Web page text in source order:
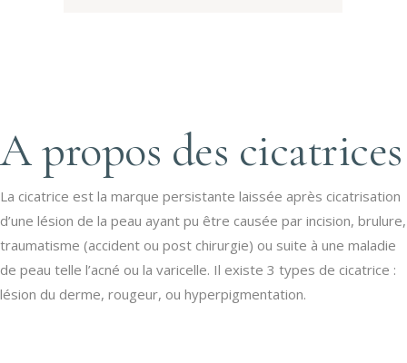
A propos des cicatrices
La cicatrice est la marque persistante laissée après cicatrisation
d’une lésion de la peau ayant pu être causée par incision, brulure,
traumatisme (accident ou post chirurgie) ou suite à une maladie
de peau telle l’acné ou la varicelle. Il existe 3 types de cicatrice :
lésion du derme, rougeur, ou hyperpigmentation.